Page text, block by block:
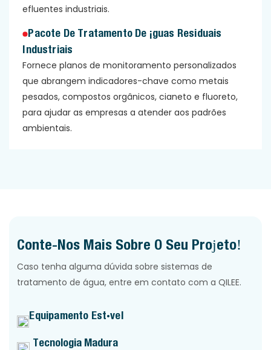
efluentes industriais.
Pacote De Tratamento De Águas Residuais
Industriais
Fornece planos de monitoramento personalizados
que abrangem indicadores-chave como metais
pesados, compostos orgânicos, cianeto e fluoreto,
para ajudar as empresas a atender aos padrões
ambientais.
Conte-Nos Mais Sobre O Seu Projeto!
Caso tenha alguma dúvida sobre sistemas de
tratamento de água, entre em contato com a QILEE.
Equipamento Estável
Tecnologia Madura